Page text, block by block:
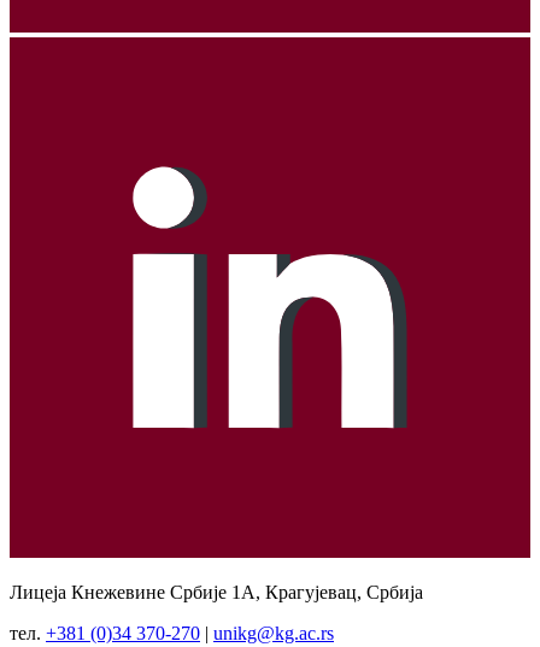
Лицеја Кнежевине Србије 1А, Крагујевац, Србија
тел. +381 (0)34 370-270 | unikg@kg.ac.rs